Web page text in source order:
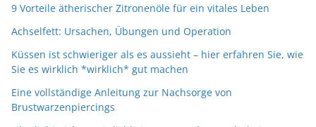
9 Vorteile ätherischer Zitronenöle für ein vitales Leben
Achselfett: Ursachen, Übungen und Operation
Küssen ist schwieriger als es aussieht – hier erfahren Sie, wie
Sie es wirklich *wirklich* gut machen
Eine vollständige Anleitung zur Nachsorge von
Brustwarzenpiercings